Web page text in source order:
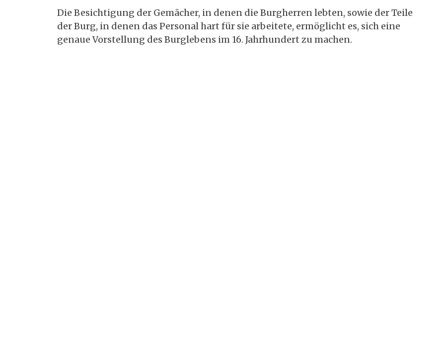
Die Besichtigung der Gemächer, in denen die Burgherren lebten, sowie der Teile
der Burg, in denen das Personal hart für sie arbeitete, ermöglicht es, sich eine
genaue Vorstellung des Burglebens im 16. Jahrhundert zu machen.